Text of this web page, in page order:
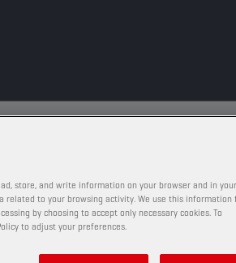
store, and write information on your browser and in
related to your browsing activity. We use this information
by choosing to accept only necessary cookies. To
to adjust your preferences.